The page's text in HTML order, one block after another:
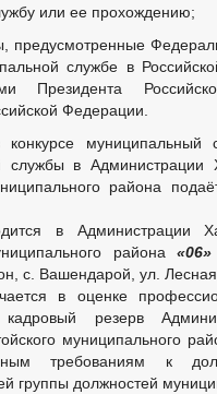
или ее прохождению;
предусмотренные
службе в
Президента
Федерации.
конкурсе
службы в Администрации
района
в Администрации
района
с. Вашендарой, ул.
в оценке
резерв
муниципального
требованиям к
группы должностей